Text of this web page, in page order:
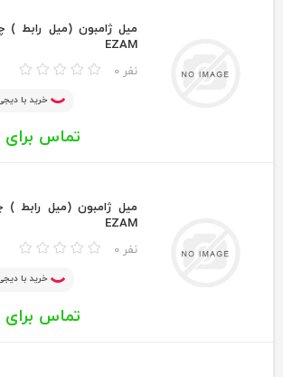
EZAM
0 نفر
خرید با
تماس
EZAM
0 نفر
خرید با
تماس